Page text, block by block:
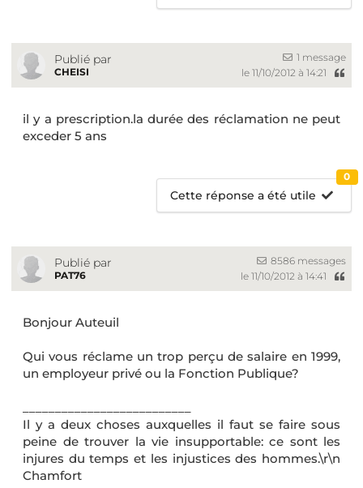
Publié par
CHEISI
1 message
le 11/10/2012 à 14:21
il y a prescription.la durée des réclamation ne peut
exceder 5 ans
Cette réponse a été utile
0
Publié par
PAT76
8586 messages
le 11/10/2012 à 14:41
Bonjour Auteuil
Qui vous réclame un trop perçu de salaire en 1999,
un employeur privé ou la Fonction Publique?
Il y a deux choses auxquelles il faut se faire sous
peine de trouver la vie insupportable: ce sont les
injures du temps et les injustices des hommes.\r\n
Chamfort